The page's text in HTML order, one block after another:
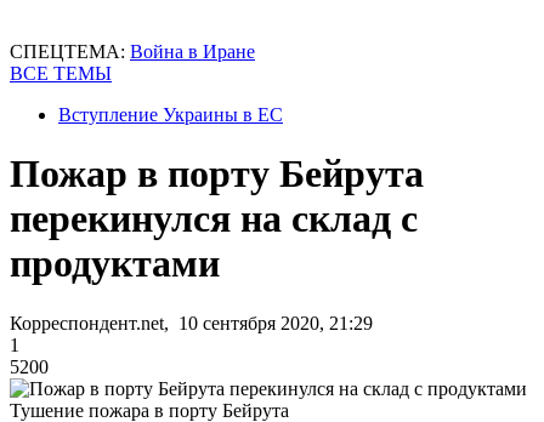
СПЕЦТЕМА: Война в Иране
ВСЕ ТЕМЫ
Вступление Украины в ЕС
Пожар в порту Бейрута
перекинулся на склад с
продуктами
Корреспондент.net, 10 сентября 2020, 21:29
1
5200
Тушение пожара в порту Бейрута